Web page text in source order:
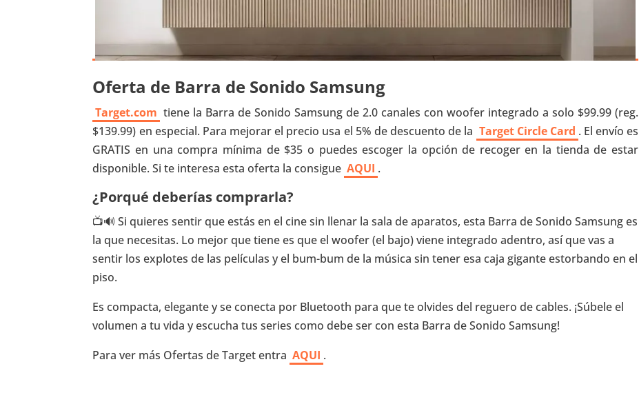
Oferta de Barra de Sonido Samsung
Target.com tiene la Barra de Sonido Samsung de 2.0 canales con woofer integrado a solo $99.99 (reg.
$139.99) en especial. Para mejorar el precio usa el 5% de descuento de la Target Circle Card . El envío es
GRATIS en una compra mínima de $35 o puedes escoger la opción de recoger en la tienda de estar
disponible. Si te interesa esta oferta la consigue AQUI .
¿Porqué deberías comprarla?
📺🔊 Si quieres sentir que estás en el cine sin llenar la sala de aparatos, esta Barra de Sonido Samsung es
la que necesitas. Lo mejor que tiene es que el woofer (el bajo) viene integrado adentro, así que vas a
sentir los explotes de las películas y el bum-bum de la música sin tener esa caja gigante estorbando en el
piso.
Es compacta, elegante y se conecta por Bluetooth para que te olvides del reguero de cables. ¡Súbele el
volumen a tu vida y escucha tus series como debe ser con esta Barra de Sonido Samsung!
Para ver más Ofertas de Target entra AQUI .